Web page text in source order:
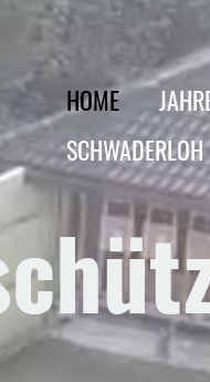
HOME
SCHWADERLOH